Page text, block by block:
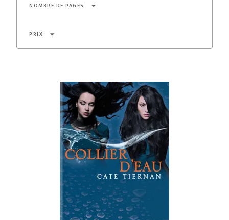
NOMBRE DE PAGES arrow_drop_down
PRIX arrow_drop_down